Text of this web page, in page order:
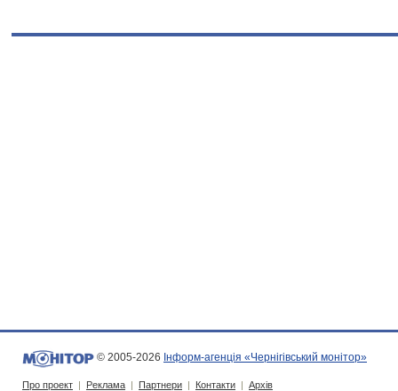
© 2005-2026 Інформ-агенція «Чернігівський монітор»
Про проект | Реклама | Партнери | Контакти | Архів